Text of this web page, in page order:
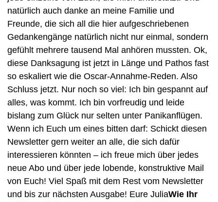
natürlich auch danke an meine Familie und
Freunde, die sich all die hier aufgeschriebenen
Gedankengänge natürlich nicht nur einmal, sondern
gefühlt mehrere tausend Mal anhören mussten. Ok,
diese Danksagung ist jetzt in Länge und Pathos fast
so eskaliert wie die Oscar-Annahme-Reden. Also
Schluss jetzt. Nur noch so viel: Ich bin gespannt auf
alles, was kommt. Ich bin vorfreudig und leide
bislang zum Glück nur selten unter Panikanflügen.
Wenn ich Euch um eines bitten darf: Schickt diesen
Newsletter gern weiter an alle, die sich dafür
interessieren könnten – ich freue mich über jedes
neue Abo und über jede lobende, konstruktive Mail
von Euch! Viel Spaß mit dem Rest vom Newsletter
und bis zur nächsten Ausgabe! Eure JuliaWie Ihr